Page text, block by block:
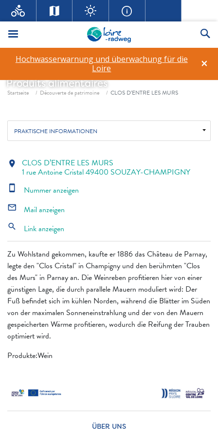
Menü
×
Hochwasserwarnung und überwachung für die
Loire
CLOS D’ENTRE LES MURS
Produits alimentaires
Fil d'ariane
Startseite Découverte de patrimoine CLOS D’ENTRE LES MURS
PRAKTISCHE INFORMATIONEN
Zu Wohlstand gekommen, kaufte er 1886 das Château de Parnay,
legte den "Clos Cristal" in Champigny und den berühmten "Clos
des Murs" in Parnay an. Die Weinreben profitieren hier von einer
günstigen Lage, die durch parallele Mauern moduliert wird: Der
Fuß befindet sich im kühlen Norden, während die Blätter im Süden
von der maximalen Sonneneinstrahlung und der von den Mauern
gespeicherten Wärme profitieren, wodurch die Reifung der Trauben
optimiert wird.
Produkte:Wein
location_on CLOS D’ENTRE LES MURS
1 rue Antoine Cristal 49400 SOUZAY-CHAMPIGNY
smartphone Nummer anzeigen
mail_outline Mail anzeigen
search Link anzeigen
ÜBER UNS